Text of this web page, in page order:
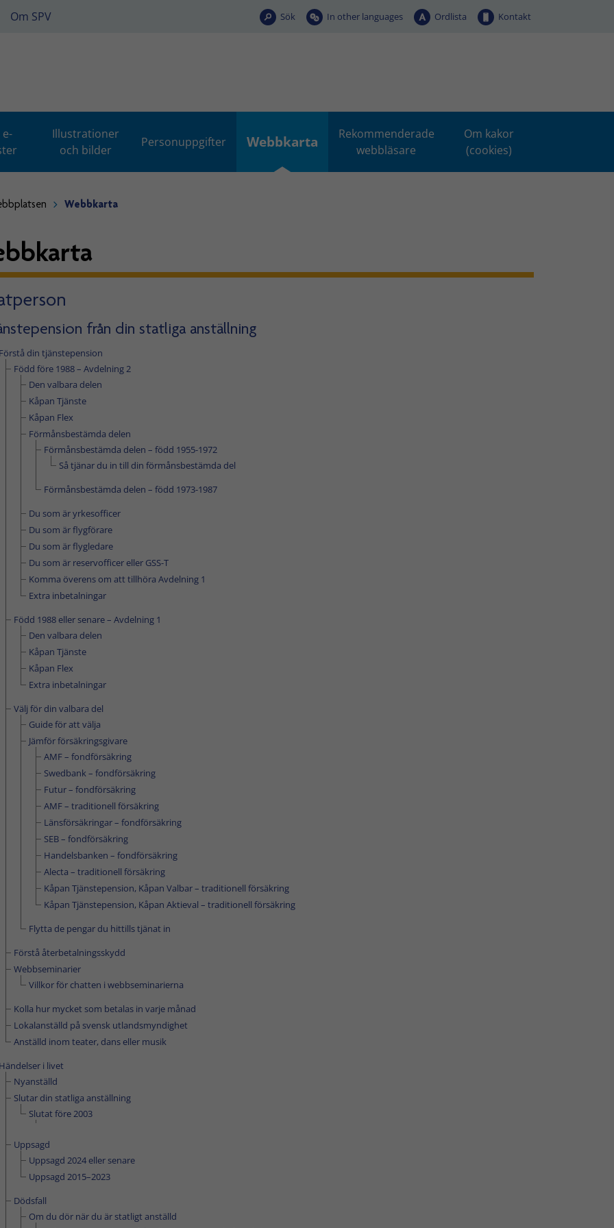
Om SPV Sök In other languages Ordlista Kontakt
Illustrationer
och bilder
Personuppgifter Webbkarta
Rekommenderade
webbläsare
Om kakor
(cookies)
Webbkarta
från din statliga anställning
din tjänstepension
Född före 1988 – Avdelning 2
Den valbara delen
Kåpan Tjänste
Kåpan Flex
Förmånsbestämda delen
Förmånsbestämda delen – född 1955-1972
Så tjänar du in till din förmånsbestämda del
Förmånsbestämda delen – född 1973-1987
Du som är yrkes­officer
Du som är flygförare
Du som är flygledare
Du som är reservofficer eller GSS-T
Komma överens om att tillhöra Avdelning 1
Extra inbetalningar
Född 1988 eller senare – Avdelning 1
Den valbara delen
Kåpan Tjänste
Kåpan Flex
Extra inbetalningar
Välj för din valbara del
Guide för att välja
Jämför försäkringsgivare
AMF – fondförsäkring
Swedbank – fondförsäkring
Futur – fondförsäkring
AMF – traditionell försäkring
Länsförsäkringar – fondförsäkring
SEB – fondförsäkring
Handelsbanken – fondförsäkring
Alecta – traditionell försäkring
Kåpan Tjänstepension, Kåpan Valbar – traditionell försäkring
Kåpan Tjänstepension, Kåpan Aktieval – traditionell försäkring
Flytta de pengar du hittills tjänat in
Förstå återbetalningsskydd
Webbseminarier
Villkor för chatten i webbseminarierna
Kolla hur mycket som betalas in varje månad
Lokalanställd på svensk utlandsmyndighet
Anställd inom teater, dans eller musik
i livet
Nyanställd
Slutar din statliga anställning
Slutat före 2003
Uppsagd
Uppsagd 2024 eller senare
Uppsagd 2015–2023
Dödsfall
Om du dör när du är statligt anställd